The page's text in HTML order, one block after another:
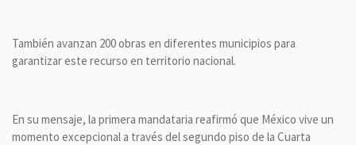
También avanzan 200 obras en diferentes municipios para
garantizar este recurso en territorio nacional.
En su mensaje, la primera mandataria reafirmó que México vive un
momento excepcional a través del segundo piso de la Cuarta